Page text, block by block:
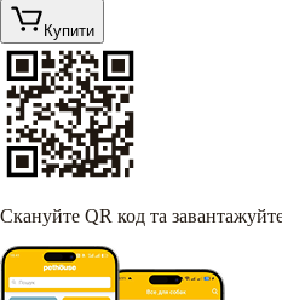
Купити
Скануйте QR код та